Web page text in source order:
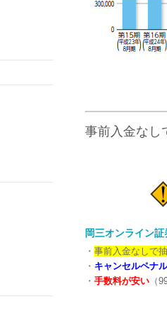
事前入金なし
岡三オンライン証
・ 事前入金なしで
・ キャンセルペナ
・ 手数料が安い （